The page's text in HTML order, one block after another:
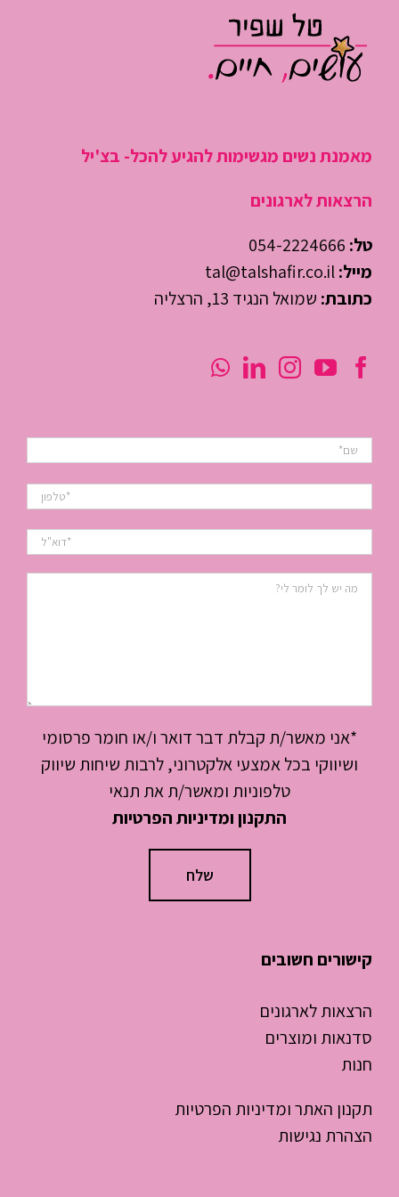
היום
מאמנת נשים מגשימות להגיע להכל- בצ'יל
הרצאות לארגונים
טל: 054-2224666
מייל:tal@talshafir.co.il
כתובת: שמואל הנגיד 13, הרצליה
*אני מאשר/ת קבלת דבר דואר ו/או חומר פרסומי
ושיווקי בכל אמצעי אלקטרוני, לרבות שיחות שיווק
טלפוניות ומאשר/ת את תנאי
התקנון ומדיניות הפרטיות
קישורים חשובים
הרצאות לארגונים
סדנאות ומוצרים
חנות
תקנון האתר ומדיניות הפרטיות
הצהרת נגישות